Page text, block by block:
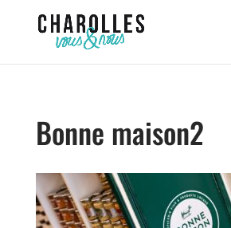
Bonne maison2